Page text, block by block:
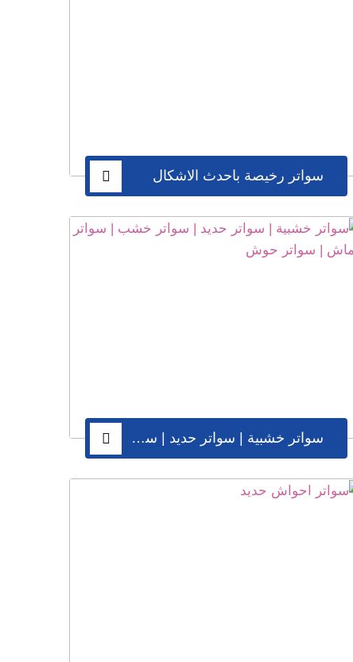
سواتر رخيصة باحدث الاشكال
سواتر خشبية | سواتر حديد | سواتر خشب | سواتر قماش | سواتر حوش